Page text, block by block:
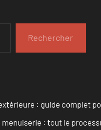
Rechercher
: guide complet
menuiserie : tout le